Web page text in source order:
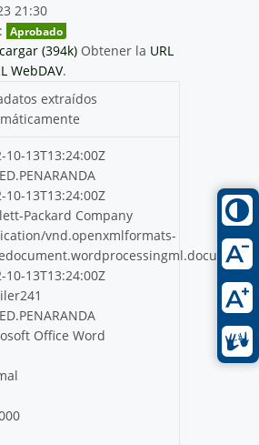
21:30
Aprobado
(394k) Obtener la URL
WebDAV.
extraídos
10-13T13:24:00Z
10-13T13:24:00Z
Packard Company
vnd.openxmlformats-
10-13T13:24:00Z
Office Word